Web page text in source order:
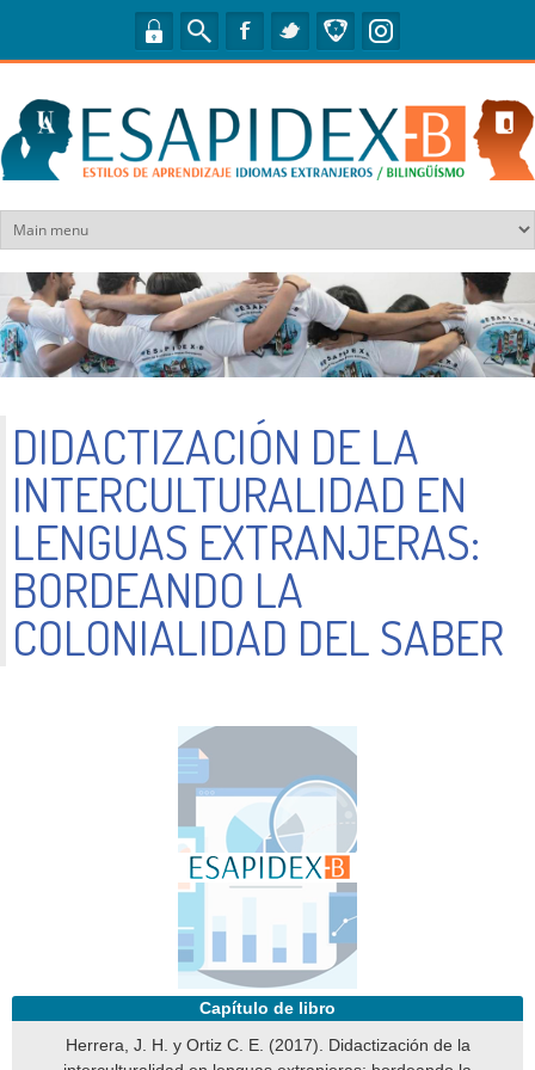
Pasar al contenido principal
DIDACTIZACIÓN DE LA
INTERCULTURALIDAD EN
LENGUAS EXTRANJERAS:
BORDEANDO LA
COLONIALIDAD DEL SABER
Capítulo de libro
Herrera, J. H. y Ortiz C. E. (2017). Didactización de la